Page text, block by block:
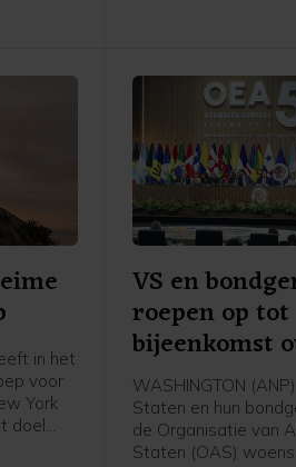
in het
voor
York
doel
VS en
roepen op tot
bijeenkomst
Nicaragua
WASHINGTON
Staten en hun
de Organisatie van
Staten (OAS)